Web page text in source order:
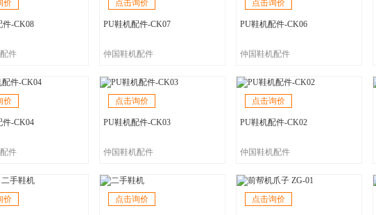
价
件-CK08
件
点击询价
PU鞋机配件-CK07
仲国鞋机配件
点击询价
PU鞋机配件-CK06
仲国鞋机配件
价
件-CK04
件
点击询价
PU鞋机配件-CK03
仲国鞋机配件
点击询价
PU鞋机配件-CK02
仲国鞋机配件
价 点击询价 点击询价